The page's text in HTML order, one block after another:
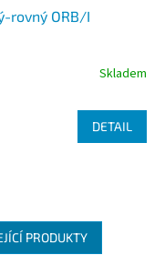
rovný ORB/I
Skladem
DETAIL
PRODUKTY